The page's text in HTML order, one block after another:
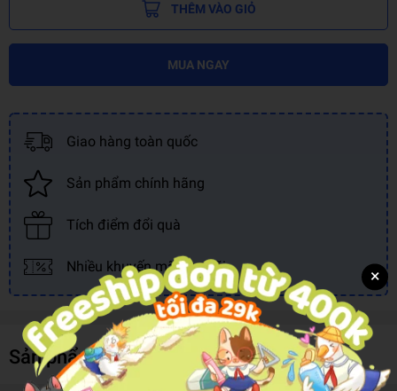
THÊM VÀO GIỎ
MUA NGAY
Giao hàng toàn quốc
Sản phẩm chính hãng
Tích điểm đổi quà
Nhiều khuyến mãi, ưu đãi
Sản phẩm cùng loại
×